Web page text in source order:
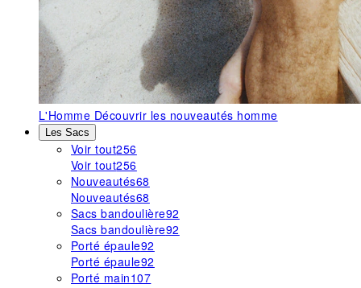
L'Homme Découvrir les nouveautés homme
Les Sacs
Voir tout256
Voir tout256
Nouveautés68
Nouveautés68
Sacs bandoulière92
Sacs bandoulière92
Porté épaule92
Porté épaule92
Porté main107